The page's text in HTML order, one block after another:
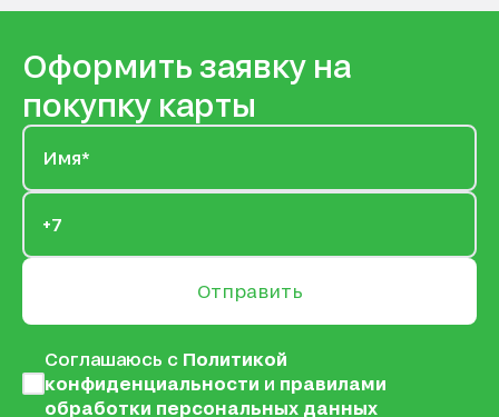
Оформить заявку на
покупку карты
Отправить
Соглашаюсь с Политикой
конфиденциальности и правилами
обработки персональных данных